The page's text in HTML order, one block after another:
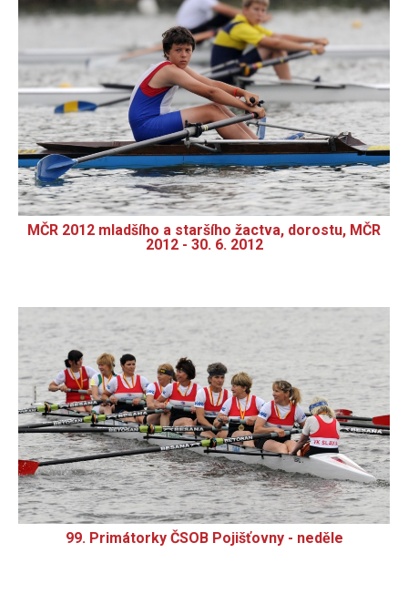
MČR 2012 mladšího a staršího žactva, dorostu, MČR
2012 - 30. 6. 2012
99. Primátorky ČSOB Pojišťovny - neděle